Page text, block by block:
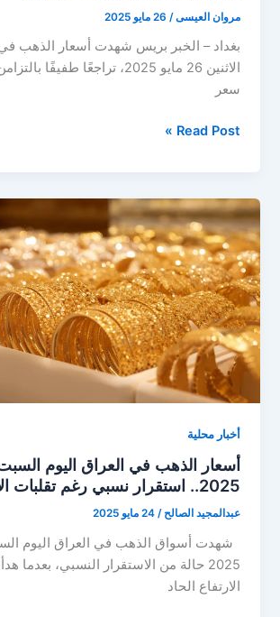
مروان العيسى/ 26 مايو 2025
بغداد – الخبر بريس شهدت أسعار الذهب في
الاثنين 26 مايو 2025، تراجعًا
سعر
تراجع
في
العراق
اليوم
الاثنين
26
مايو
2025..
هل
هو
وقت
Read Post »
أخبار محلية
2025.. استقرار نسبي رغم تقلبات الأونصة
عبدالمجيد الصالح/24 مايو 2025
2025 حالة من الاستقرار النسبي، بعدما
الارتفاع الحاد